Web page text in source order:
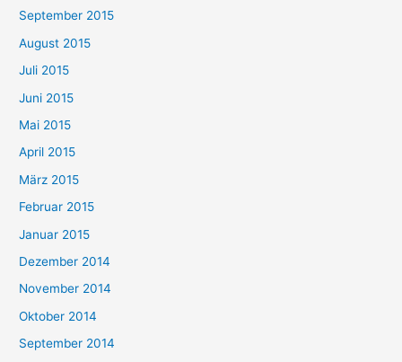
September 2015
August 2015
Juli 2015
Juni 2015
Mai 2015
April 2015
März 2015
Februar 2015
Januar 2015
Dezember 2014
November 2014
Oktober 2014
September 2014